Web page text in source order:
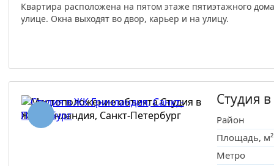
Квартира расположена на пятом этаже пятиэтажного
улице. Окна выходят во двор, карьер и на улицу.
Студия
Район
Площадь, м²
Метро